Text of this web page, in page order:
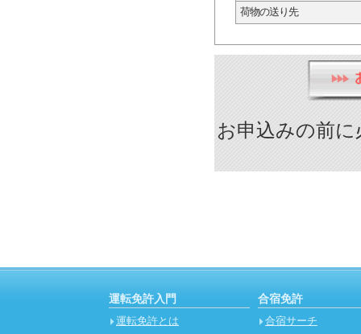
荷物の送り先
お申込みの前
運転免許入門
運転免許とは
合宿免許
合宿サーチ